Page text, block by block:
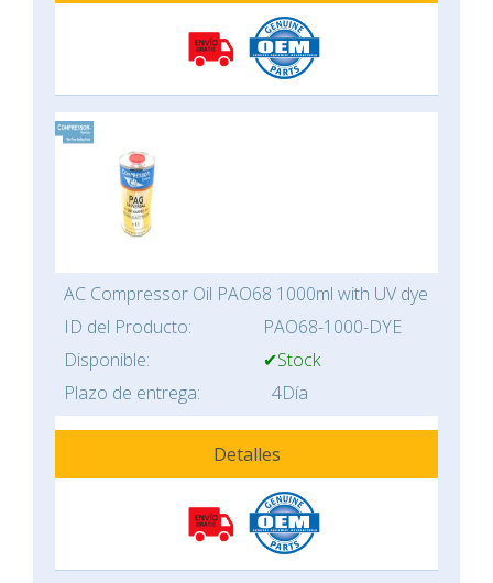
AC Compressor Oil PAO68 1000ml with UV dye
ID del Producto:
PAO68-1000-DYE
Disponible:
✔Stock
Plazo de entrega:
4Día
Detalles